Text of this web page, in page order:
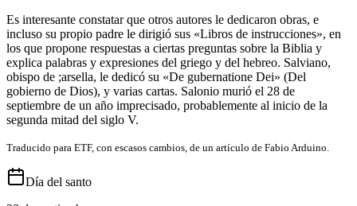
Es interesante constatar que otros autores le dedicaron obras, e
incluso su propio padre le dirigió sus «Libros de instrucciones», en
los que propone respuestas a ciertas preguntas sobre la Biblia y
explica palabras y expresiones del griego y del hebreo. Salviano,
obispo de ;arsella, le dedicó su «De gubernatione Dei» (Del
gobierno de Dios), y varias cartas. Salonio murió el 28 de
septiembre de un año imprecisado, probablemente al inicio de la
segunda mitad del siglo V.
Traducido para ETF, con escasos cambios, de un artículo de Fabio Arduino.
Día del santo